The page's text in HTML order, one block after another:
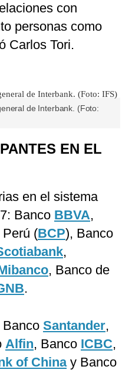
con
personas como
Carlos Tori.
de Interbank. (Foto:
EN EL
en el sistema
Banco BBVA,
(BCP), Banco
,
, Banco de
.
Santander,
Alfin, Banco ICBC,
of Chinay Banco